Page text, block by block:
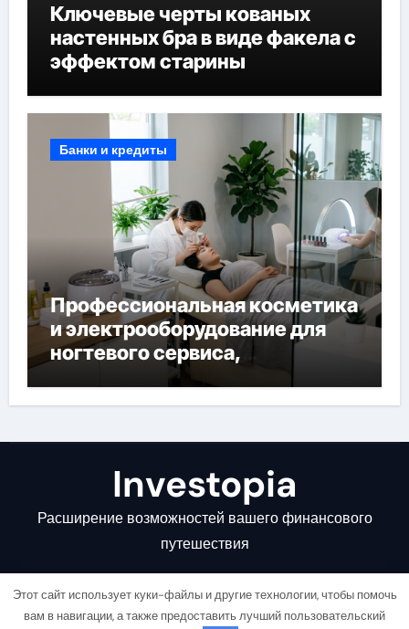
Ключевые черты кованых
настенных бра в виде факела с
эффектом старины
Банки и кредиты
Профессиональная косметика
и электрооборудование для
ногтевого сервиса,
наращивания ресниц и
депиляции
Investopia
Расширение возможностей вашего финансового
путешествия
Этот сайт использует куки-файлы и другие технологии, чтобы помочь
вам в навигации, а также предоставить лучший пользовательский